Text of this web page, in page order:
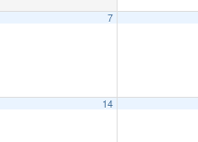
7
14